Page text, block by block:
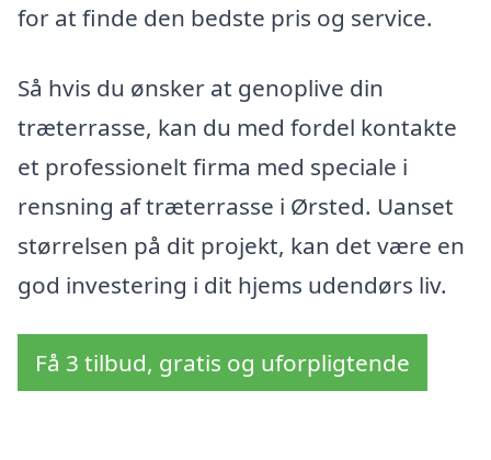
for at finde den bedste pris og service.
Så hvis du ønsker at genoplive din
træterrasse, kan du med fordel kontakte
et professionelt firma med speciale i
rensning af træterrasse i Ørsted. Uanset
størrelsen på dit projekt, kan det være en
god investering i dit hjems udendørs liv.
Få 3 tilbud, gratis og uforpligtende